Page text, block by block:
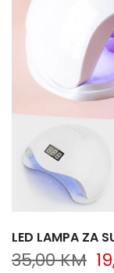
LED LAMPA ZA
35,00 KM